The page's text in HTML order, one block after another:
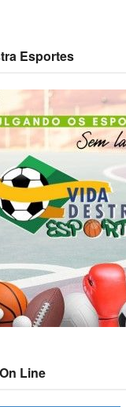
Esportes
Line